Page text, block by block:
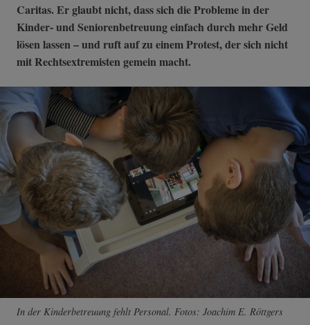
Caritas. Er glaubt nicht, dass sich die Probleme in der
Kinder- und Seniorenbetreuung einfach durch mehr Geld
lösen lassen – und ruft auf zu einem Protest, der sich nicht
mit Rechtsextremisten gemein macht.
In der Kinderbetreuung fehlt Personal. Fotos: Joachim E. Röttgers